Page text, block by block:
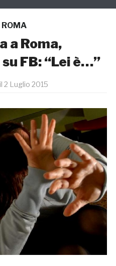
ROMA
a Roma,
FB: “Lei è…”
il 2 Luglio 2015